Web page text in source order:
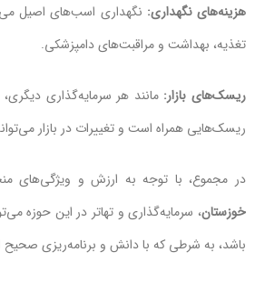
هزینه‌های نگهداری: نگهداری اسب‌های اصیل
تغذیه، بهداشت و مراقبت‌های دامپزشکی.
ریسک‌های بازار: مانند هر سرمایه‌گذاری
ریسک‌هایی همراه است و تغییرات در بازار
در مجموع، با توجه به ارزش و ویژگی‌های
خوزستان، سرمایه‌گذاری و تهاتر در این حوزه
باشد، به شرطی که با دانش و برنامه‌ریزی صحیح